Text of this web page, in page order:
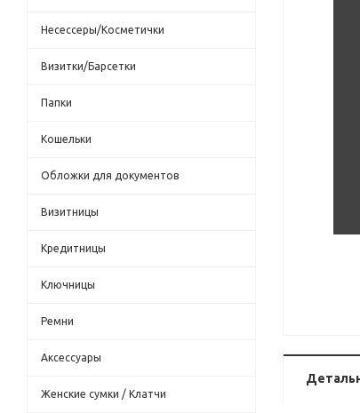
Несессеры/Косметички
Визитки/Барсетки
Папки
Кошельки
Обложки для документов
Визитницы
Кредитницы
Ключницы
Ремни
Аксессуары
Женские сумки / Клатчи